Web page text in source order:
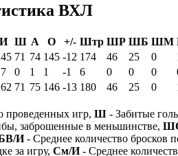
ВХЛ
И Ш А О +/- Штр ШР ШБ ШМ
71 74 145 -12 174 46 25 0
0 1 1 -1 6 0 0 0
71 75 146 -13 180 46 25 0
проведенных игр, Ш - Забитые
заброшенные в меньшинстве,
И- Среднее количество бросков
за игру, См/И- Среднее